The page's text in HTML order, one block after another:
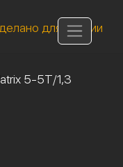
для России
5-5T/1,3